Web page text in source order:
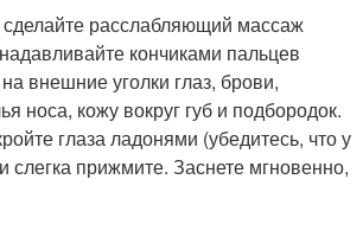
расслабляющий массаж
кончиками пальцев
внешние уголки глаз, брови,
носа, кожу вокруг губ и подбородок.
глаза ладонями (убедитесь, что у
слегка прижмите. Заснете мгновенно,